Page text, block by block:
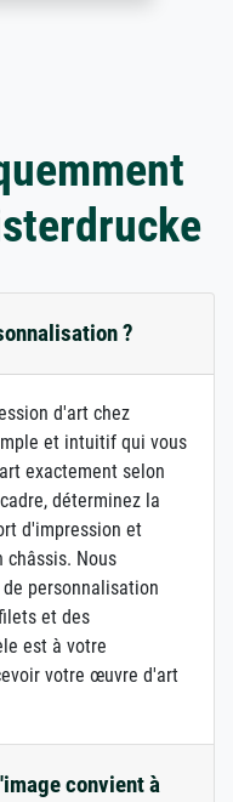
?
d'art chez
et intuitif qui vous
exactement selon
déterminez la
d'impression et
châssis. Nous
personnalisation
et des
est à votre
votre œuvre d'art
convient à